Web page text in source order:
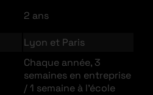
2 ans
Lyon et Paris
Chaque année, 3
semaines en entreprise
/ 1 semaine à l’école